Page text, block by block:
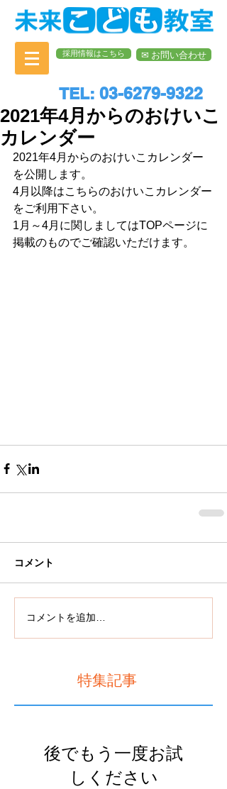
採用情報はこちら ✉︎ お問い合わせ
TEL: 03-6279-9322
2021年4月からのおけいこ
カレンダー
2021年4月からのおけいこカレンダー
を公開します。
4月以降はこちらのおけいこカレンダー
をご利用下さい。
1月～4月に関しましてはTOPページに
掲載のものでご確認いただけます。
コメント
コメントを追加…
特集記事
後でもう一度お試
しください